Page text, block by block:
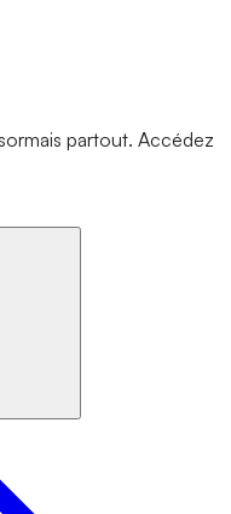
partout. Accédez